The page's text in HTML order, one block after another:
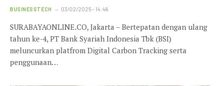
BUSINESSTECH 03/02/2025 - 14:46
SURABAYAONLINE.CO, Jakarta – Bertepatan dengan ulang
tahun ke-4, PT Bank Syariah Indonesia Tbk (BSI)
meluncurkan platfrom Digital Carbon Tracking serta
penggunaan…